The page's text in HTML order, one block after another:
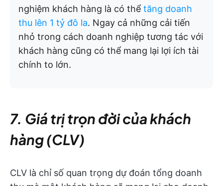
nghiệm khách hàng là có thể tăng doanh
thu lên 1 tỷ đô la. Ngay cả những cải tiến
nhỏ trong cách doanh nghiệp tương tác với
khách hàng cũng có thể mang lại lợi ích tài
chính to lớn.
7. Giá trị trọn đời của khách
hàng (CLV)
CLV là chỉ số quan trọng dự đoán tổng doanh